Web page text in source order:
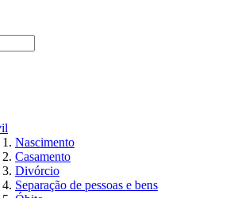
Nascimento
Casamento
Divórcio
Separação de pessoas e bens